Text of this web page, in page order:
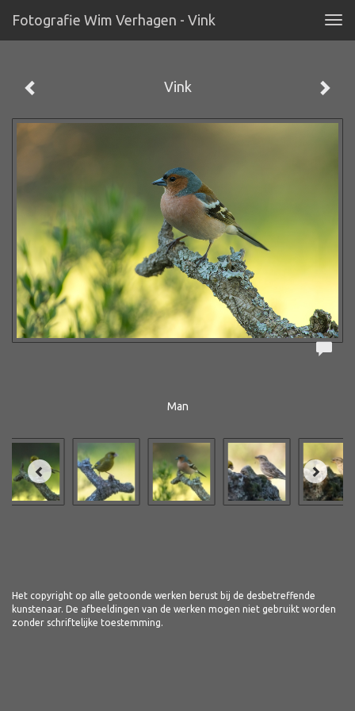
Fotografie Wim Verhagen - Vink
Vink
Man
Het copyright op alle getoonde werken berust bij de desbetreffende
kunstenaar. De afbeeldingen van de werken mogen niet gebruikt worden
zonder schriftelijke toestemming.